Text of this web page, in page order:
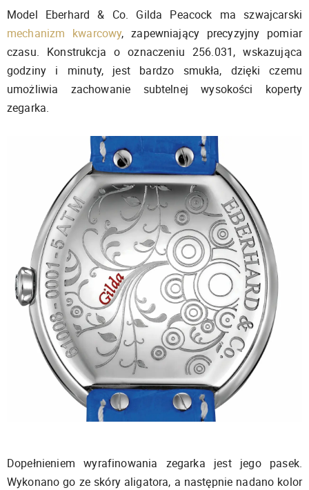
Model Eberhard & Co. Gilda Peacock ma szwajcarski
mechanizm kwarcowy, zapewniający precyzyjny pomiar
czasu. Konstrukcja o oznaczeniu 256.031, wskazująca
godziny i minuty, jest bardzo smukła, dzięki czemu
umożliwia zachowanie subtelnej wysokości koperty
zegarka.
Dopełnieniem wyrafinowania zegarka jest jego pasek.
Wykonano go ze skóry aligatora, a następnie nadano kolor